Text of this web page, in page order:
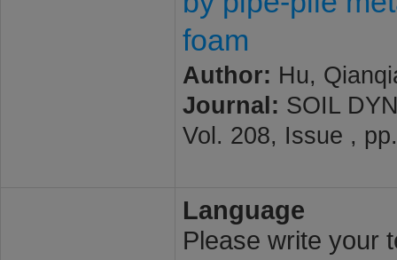
foam
Author: Hu,
Journal: SOIL
Vol. 208, Issue ,
Language
Please write your